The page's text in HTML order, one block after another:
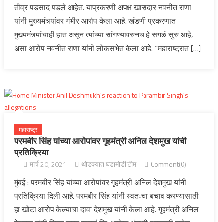
तीव्र पडसाद पडले आहेत. याप्रकरणी अपक्ष खासदार नवनीत राणा
यांनी मुख्यमंत्र्यांवर गंभीर आरोप केला आहे. खंडणी प्रकरणात
मुख्यमंत्र्यांचाही हात असून त्यांच्या सांगण्यावरुनच हे सगळं सुरु आहे,
असा आरोप नवनीत राणा यांनी लोकसभेत केला आहे. “महाराष्ट्रात […]
महाराष्ट्र
परमबीर सिंह यांच्या आरोपांवर गृहमंत्री अनिल देशमुख यांची
प्रतिक्रिया
मार्च 20, 2021 थोडक्यात घडामोडी टीम Comment(0)
मुंबई : परमबीर सिंह यांच्या आरोपांवर गृहमंत्री अनिल देशमुख यांनी
प्रतिक्रिया दिली आहे. परमबीर सिंह यांनी स्वतःचा बचाव करण्यासाठी
हा खोटा आरोप केल्याचा दावा देशमुख यांनी केला आहे. गृहमंत्री अनिल